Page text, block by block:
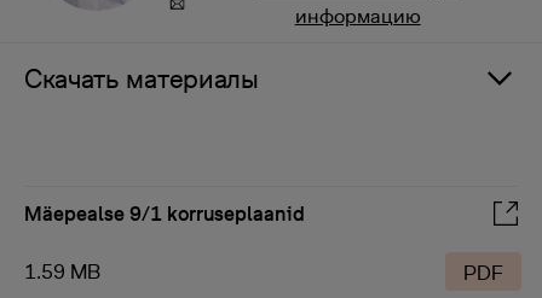
информацию
Скачать материалы
Mäepealse 9/1 korruseplaanid
1.59 MB PDF